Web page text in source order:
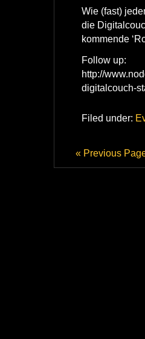
Wie (fast)
die
kommende
Follow up:
http://
digitalcouch-
Filed under:
« Previous